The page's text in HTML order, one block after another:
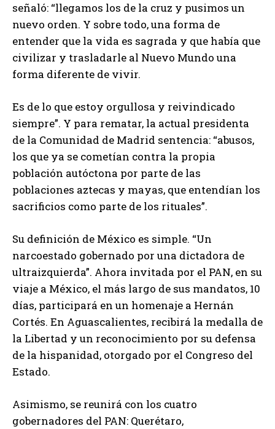
señaló: “llegamos los de la cruz y pusimos un
nuevo orden. Y sobre todo, una forma de
entender que la vida es sagrada y que había que
civilizar y trasladarle al Nuevo Mundo una
forma diferente de vivir.
Es de lo que estoy orgullosa y reivindicado
siempre”. Y para rematar, la actual presidenta
de la Comunidad de Madrid sentencia: “abusos,
los que ya se cometían contra la propia
población autóctona por parte de las
poblaciones aztecas y mayas, que entendían los
sacrificios como parte de los rituales”.
Su definición de México es simple. “Un
narcoestado gobernado por una dictadora de
ultraizquierda”. Ahora invitada por el PAN, en su
viaje a México, el más largo de sus mandatos, 10
días, participará en un homenaje a Hernán
Cortés. En Aguascalientes, recibirá la medalla de
la Libertad y un reconocimiento por su defensa
de la hispanidad, otorgado por el Congreso del
Estado.
Asimismo, se reunirá con los cuatro
gobernadores del PAN: Querétaro,